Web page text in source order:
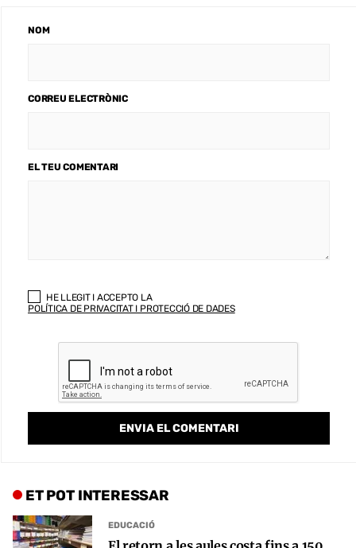
NOM
CORREU ELECTRÒNIC
EL TEU COMENTARI
HE LLEGIT I ACCEPTO LA
POLÍTICA DE PRIVACITAT I PROTECCIÓ DE DADES
ET POT INTERESSAR
EDUCACIÓ